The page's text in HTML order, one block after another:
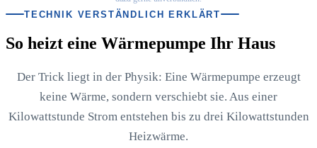
TECHNIK VERSTÄNDLICH ERKLÄRT
So heizt eine Wärmepumpe Ihr Haus
Der Trick liegt in der Physik: Eine Wärmepumpe erzeugt
keine Wärme, sondern verschiebt sie. Aus einer
Kilowattstunde Strom entstehen bis zu drei Kilowattstunden
Heizwärme.